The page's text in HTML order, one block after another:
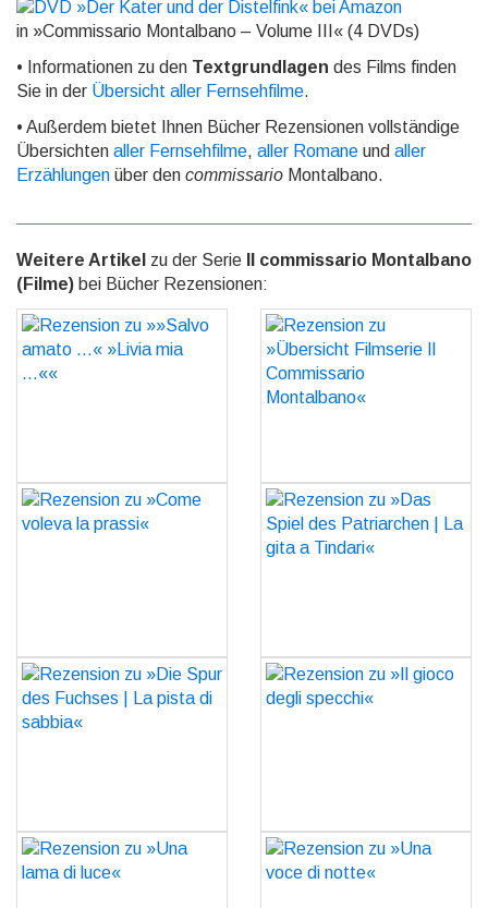
in »Commissario Montalbano – Volume III« (4 DVDs)
• Informationen zu den Textgrundlagen des Films finden
Sie in der Übersicht aller Fernsehfilme.
• Außerdem bietet Ihnen Bücher Rezensionen vollständige
Übersichten aller Fernsehfilme, aller Romane und aller
Erzählungen über den commissario Montalbano.
Weitere Artikel zu der Serie
Il commissario Montalbano
(Filme) bei Bücher Rezensionen:
Rezension zu »»Salvo
amato ...« »Livia mia
Rezension zu »Übersicht
Filmserie Il Commissario
Montalbano«
Rezension zu »Come
voleva la prassi«
Rezension zu »Das Spiel
des Patriarchen | La gita
a Tindari«
Rezension zu »Die Spur
des Fuchses | La pista di
Rezension zu »Il gioco
degli specchi«
Rezension zu »Una lama
di luce«
Rezension zu »Una voce
di notte«